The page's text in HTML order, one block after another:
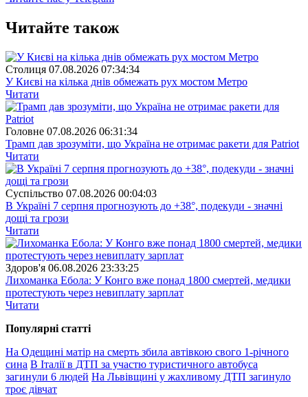
Читайте також
Столиця 07.08.2026 07:34:34
У Києві на кілька днів обмежать рух мостом Метро
Читати
Головне 07.08.2026 06:31:34
Трамп дав зрозуміти, що Україна не отримає ракети для Patriot
Читати
Суспiльство 07.08.2026 00:04:03
В Україні 7 серпня прогнозують до +38°, подекуди - значні
дощі та грози
Читати
Здоров'я 06.08.2026 23:33:25
Лихоманка Ебола: У Конго вже понад 1800 смертей, медики
протестують через невиплату зарплат
Читати
Популярнi статтi
На Одещині матір на смерть збила автівкою свого 1-річного
сина В Італії в ДТП за участю туристичного автобуса
загинули 6 людей На Львівщині у жахливому ДТП загинуло
троє дівчат